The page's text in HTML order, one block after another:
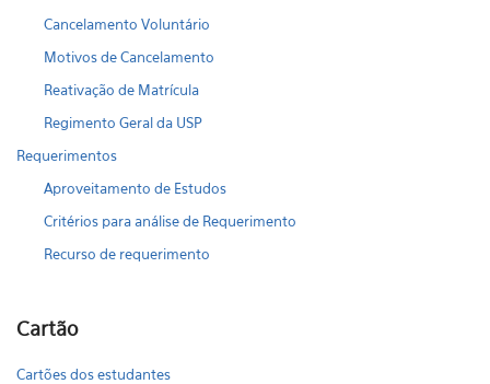
Cancelamento Voluntário
Motivos de Cancelamento
Reativação de Matrícula
Regimento Geral da USP
Requerimentos
Aproveitamento de Estudos
Critérios para análise de Requerimento
Recurso de requerimento
Cartão
Cartões dos estudantes